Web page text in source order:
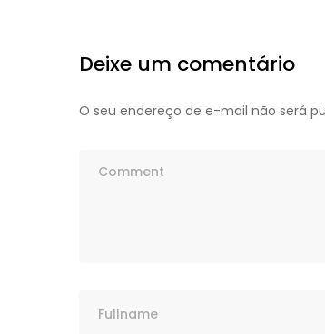
Deixe um comentário
O seu endereço de e-mail não será